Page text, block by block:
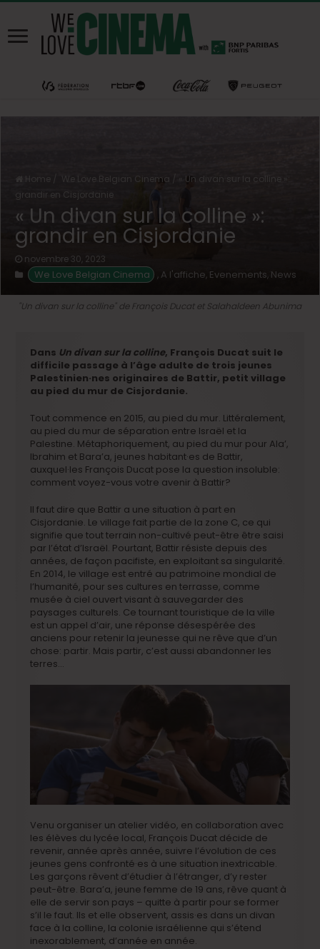
Home We Love Belgian Cinema
« Un divan sur la colline »:
grandir en Cisjordanie
« Un divan sur la colline »:
grandir en Cisjordanie
novembre 30, 2023
We Love Belgian Cinema , A l'affiche, Evenements News
"Un divan sur la colline" de François Ducat et Salahaldeen Abunima
Dans Un divan sur la colline, François Ducat suit le
difficile passage à l’âge adulte de trois jeunes
Palestinien·nes originaires de Battir, petit village
au pied du mur de Cisjordanie.
Tout commence en 2015, au pied du mur. Littéralement,
au pied du mur de séparation entre Israël et la
Palestine. Métaphoriquement, au pied du mur pour Ala’,
Ibrahim et Bara’a, jeunes habitant·es de Battir,
auxquel·les François Ducat pose la question insoluble:
comment voyez-vous votre avenir à Battir?
Il faut dire que Battir a une situation à part en
Cisjordanie. Le village fait partie de la zone C, ce qui
signifie que tout terrain non-cultivé peut-être être saisi
par l’état d’Israël. Pourtant, Battir résiste depuis des
années, de façon pacifiste, en exploitant sa singularité.
En 2014, le village est entré au patrimoine mondial de
l’humanité, pour ses cultures en terrasse, comme
musée à ciel ouvert visant à sauvegarder des
paysages culturels. Ce tournant touristique de la ville
est un appel d’air, une réponse désespérée des
anciens pour retenir la jeunesse qui ne rêve que d’un
chose: partir. Mais partir, c’est aussi abandonner les
terres…
Venu organiser un atelier vidéo, en collaboration avec
les élèves du lycée local, François Ducat décide de
revenir, année après année, suivre l’évolution de ces
jeunes gens confronté·es à une situation inextricable.
Les garçons rêvent d’étudier à l’étranger, d’y rester
peut-être. Bara’a, jeune femme de 19 ans, rêve quant à
elle de servir son pays – quitte à partir pour se former
s’il le faut. Ils et elle observent, assis·es dans un divan
face à la colline, la colonie israélienne qui s’étend
inexorablement, d’année en année.